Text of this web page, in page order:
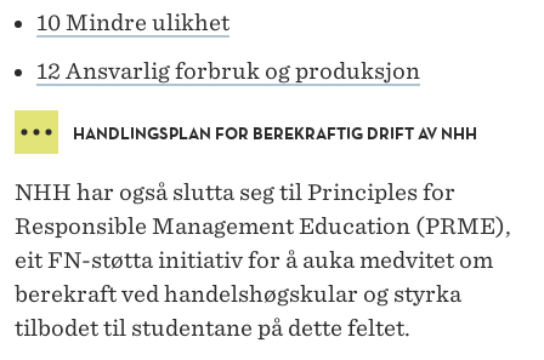
10 Mindre ulikhet
12 Ansvarlig forbruk og produksjon
HANDLINGSPLAN FOR BEREKRAFTIG DRIFT AV NHH
NHH har også slutta seg til Principles for
Responsible Management Education (PRME),
eit FN-støtta initiativ for å auka medvitet om
berekraft ved handelshøgskular og styrka
tilbodet til studentane på dette feltet.